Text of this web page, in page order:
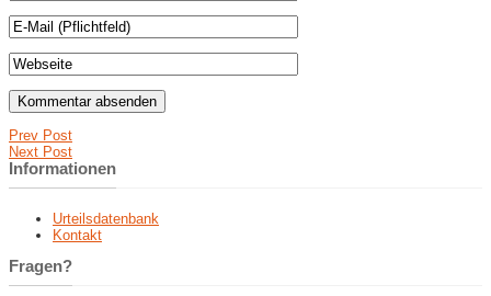
Prev Post
Next Post
Informationen
Urteilsdatenbank
Kontakt
Fragen?